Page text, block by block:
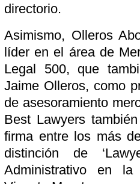
directorio.
Asimismo, Olleros
líder en el área de
Legal 500, que
Jaime Olleros, como
de asesoramiento
Best Lawyers
firma entre los más
distinción de
Administrativo en la